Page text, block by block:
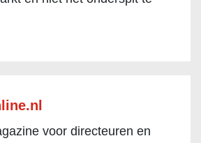
voor directeuren en